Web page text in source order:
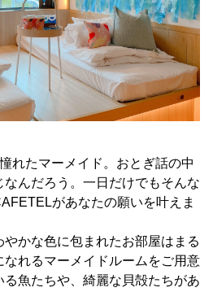
れたマーメイド。おとぎ話の中
んだろう。一日だけでもそんな
があなたの願いを叶えま
かな色に包まれたお部屋はまる
れるマーメイドルームをご用意
魚たちや、綺麗な貝殻たちがあ